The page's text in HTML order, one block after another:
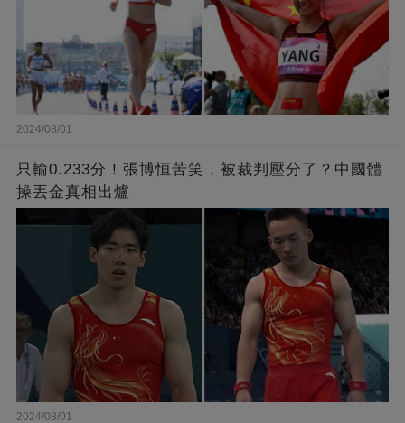
2024/08/01
只輸0.233分！張博恒苦笑，被裁判壓分了？中國體
操丟金真相出爐
2024/08/01